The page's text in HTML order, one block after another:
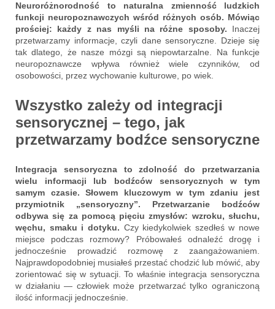
Neuroróżnorodność to naturalna zmienność ludzkich
funkcji neuropoznawczych wśród różnych osób. Mówiąc
prościej: każdy z nas myśli na różne sposoby. Inaczej
przetwarzamy informacje, czyli dane sensoryczne. Dzieje się
tak dlatego, że nasze mózgi są niepowtarzalne. Na funkcje
neuropoznawcze wpływa również wiele czynników, od
osobowości, przez wychowanie kulturowe, po wiek.
Wszystko zależy od integracji
sensorycznej – tego, jak
przetwarzamy bodźce sensoryczne
Integracja sensoryczna to zdolność do przetwarzania
wielu informacji lub bodźców sensorycznych w tym
samym czasie. Słowem kluczowym w tym zdaniu jest
przymiotnik „sensoryczny”. Przetwarzanie bodźców
odbywa się za pomocą pięciu zmysłów: wzroku, słuchu,
węchu, smaku i dotyku. Czy kiedykolwiek szedłeś w nowe
miejsce podczas rozmowy? Próbowałeś odnaleźć drogę i
jednocześnie prowadzić rozmowę z zaangażowaniem.
Najprawdopodobniej musiałeś przestać chodzić lub mówić, aby
zorientować się w sytuacji. To właśnie integracja sensoryczna
w działaniu — człowiek może przetwarzać tylko ograniczoną
ilość informacji jednocześnie.